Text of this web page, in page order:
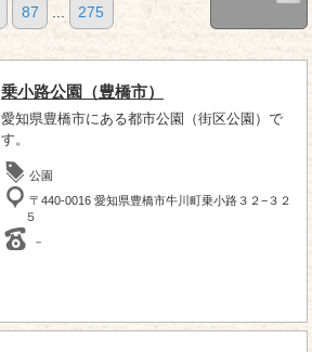
87 275
乗小路公園（豊橋市）
愛知県豊橋市にある都市公園（街区公園）で
す。
公園
〒440-0016 愛知県豊橋市牛川町乗小路３２−３２
５
－